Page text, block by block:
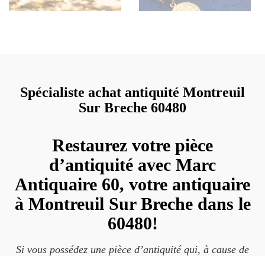
Spécialiste achat antiquité Montreuil
Sur Breche 60480
Restaurez votre pièce
d’antiquité avec Marc
Antiquaire 60, votre antiquaire
à Montreuil Sur Breche dans le
60480!
Si vous possédez une pièce d’antiquité qui, à cause de